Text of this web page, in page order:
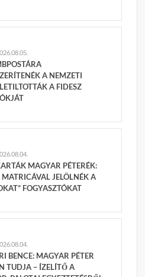
A NEMZETI
A FIDESZ
MAGYAR PÉTERÉK:
MATRICÁVAL JELÖLNÉK A
FOGYASZTÓKAT
BENCE: MAGYAR PÉTER
TUDJA – ÍZELÍTŐ A